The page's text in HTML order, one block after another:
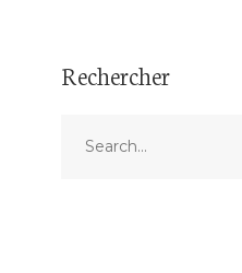
Rechercher